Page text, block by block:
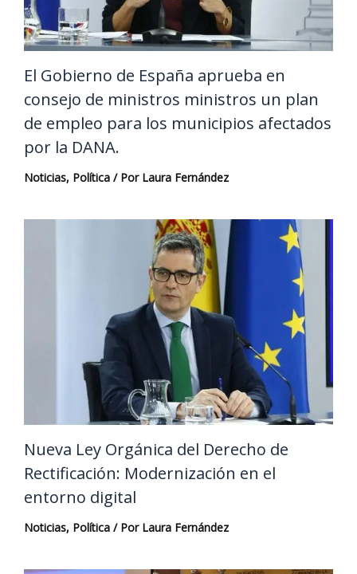
El Gobierno de España aprueba en
consejo de ministros ministros un plan
de empleo para los municipios afectados
por la DANA.
Noticias, Política / Por Laura Fernández
Nueva Ley Orgánica del Derecho de
Rectificación: Modernización en el
entorno digital
Noticias, Política / Por Laura Fernández